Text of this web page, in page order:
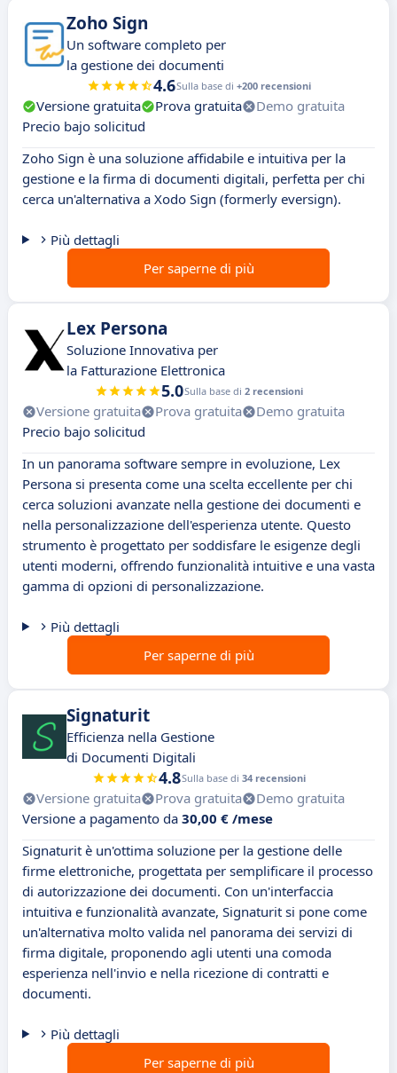
Zoho Sign
Un software completo per
la gestione dei documenti
4.6Sulla base di +200 recensioni
Versione gratuita Prova gratuita
Demo gratuita
Precio bajo solicitud
Zoho Sign è una soluzione affidabile e intuitiva per la
gestione e la firma di documenti digitali, perfetta per chi
cerca un'alternativa a Xodo Sign (formerly eversign).
Più dettagli
Per saperne di più
Lex Persona
Soluzione Innovativa per
la Fatturazione Elettronica
5.0Sulla base di 2 recensioni
Versione gratuita Prova gratuita
Demo gratuita
Precio bajo solicitud
In un panorama software sempre in evoluzione, Lex
Persona si presenta come una scelta eccellente per chi
cerca soluzioni avanzate nella gestione dei documenti e
nella personalizzazione dell'esperienza utente. Questo
strumento è progettato per soddisfare le esigenze degli
utenti moderni, offrendo funzionalità intuitive e una vasta
gamma di opzioni di personalizzazione.
Più dettagli
Per saperne di più
Signaturit
Efficienza nella Gestione
di Documenti Digitali
4.8Sulla base di 34 recensioni
Versione gratuita Prova gratuita
Demo gratuita
Versione a pagamento da 30,00 € /mese
Signaturit è un'ottima soluzione per la gestione delle
firme elettroniche, progettata per semplificare il processo
di autorizzazione dei documenti. Con un'interfaccia
intuitiva e funzionalità avanzate, Signaturit si pone come
un'alternativa molto valida nel panorama dei servizi di
firma digitale, proponendo agli utenti una comoda
esperienza nell'invio e nella ricezione di contratti e
documenti.
Più dettagli
Per saperne di più